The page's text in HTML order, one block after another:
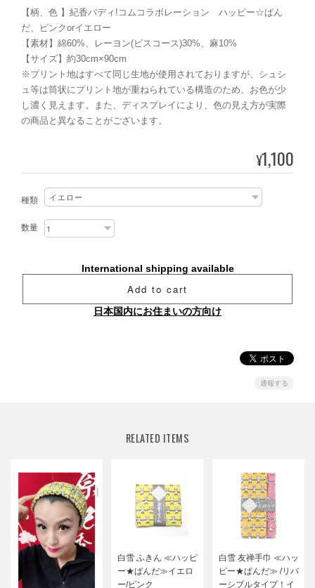
【柄、色 】紀香バディ!コムコラボレーション ハッピー☆ぱん
だ、ピンクorイエロー
【素材】綿60%、レーヨン(ビスコース)30%、麻10%
【サイズ】約30cm×90cm
※プリント地はすべて同じ生地が使用されておりますが、シュシ
ュ等は筒状にプリント地が重ねられている構造のため、お色が少
し濃く見えます。また、ディスプレイにより、色の見え方が実際
の商品と異なることがございます。
¥1,100
種類
数量
International shipping available
Add to cart
日本国内にお住まいの方向け
通報する
RELATED ITEMS
白雪 ふきん ≪ハッピ
ー★ぱんだ≫イエロ
ー/ピンク
白雪 友禅手巾 ≪ハッ
ピー★ぱんだ≫ /リバ
ーシブルタイプ！イ